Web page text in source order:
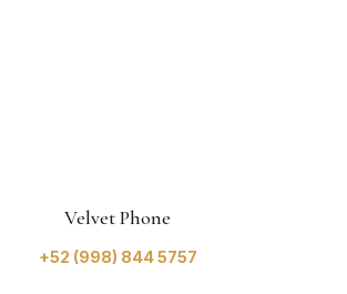
Velvet Phone
+52 (998) 844 5757